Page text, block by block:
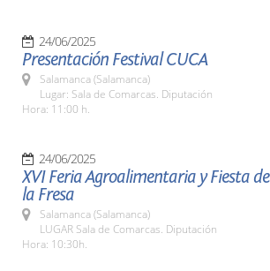
24/06/2025
Presentación Festival CUCA
Salamanca (Salamanca)
Lugar: Sala de Comarcas. Diputación
Hora: 11:00 h.
24/06/2025
XVI Feria Agroalimentaria y Fiesta de
la Fresa
Salamanca (Salamanca)
LUGAR Sala de Comarcas. Diputación
Hora: 10:30h.